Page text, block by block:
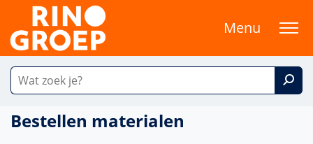
Menu
Bestellen materialen